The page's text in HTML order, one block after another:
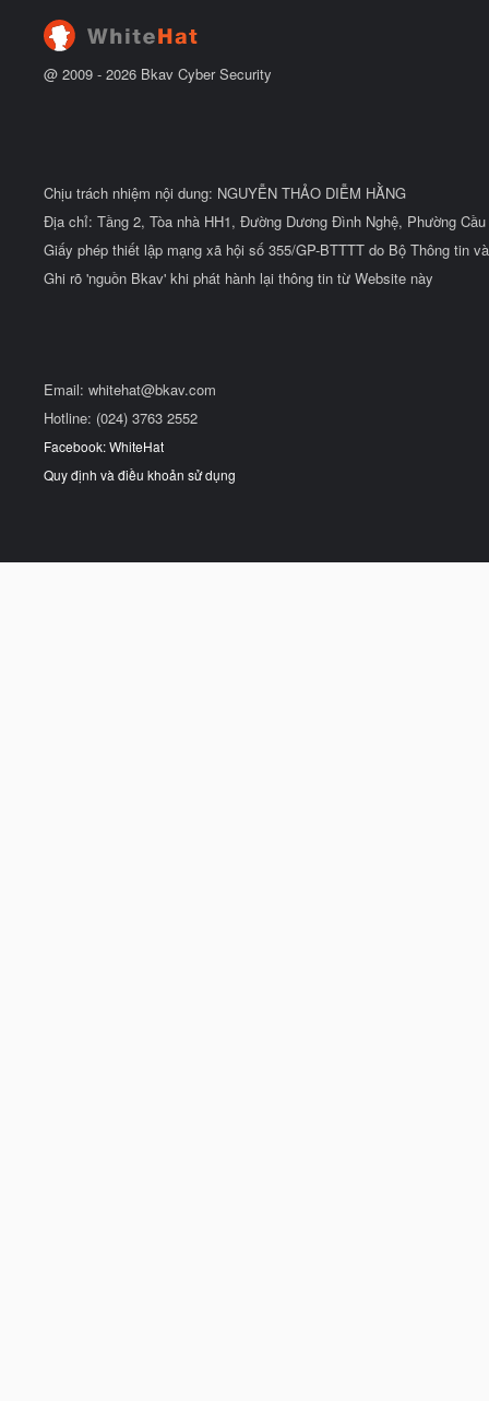
u
@ 2009 - 2026 Bkav Cyber Security
Chịu trách nhiệm nội dung: NGUYỄN THẢO DIỄM HẰNG
Địa chỉ: Tầng 2, Tòa nhà HH1, Đường Dương Đình Nghệ, Phường
Giấy phép thiết lập mạng xã hội số 355/GP-BTTTT do Bộ Thông tin
Ghi rõ 'nguồn Bkav' khi phát hành lại thông tin từ Website này
Email: whitehat@bkav.com
Hotline: (024) 3763 2552
Facebook: WhiteHat
Quy định và điều khoản sử dụng